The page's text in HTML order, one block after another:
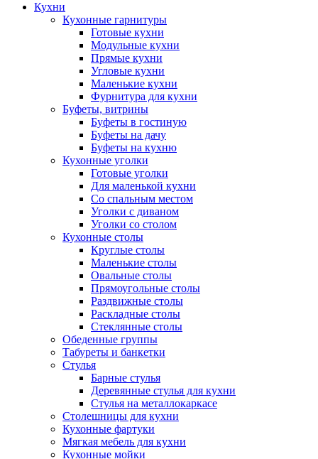
Кухни
Кухонные гарнитуры
Готовые кухни
Модульные кухни
Прямые кухни
Угловые кухни
Маленькие кухни
Фурнитура для кухни
Буфеты, витрины
Буфеты в гостиную
Буфеты на дачу
Буфеты на кухню
Кухонные уголки
Готовые уголки
Для маленькой кухни
Со спальным местом
Уголки с диваном
Уголки со столом
Кухонные столы
Круглые столы
Маленькие столы
Овальные столы
Прямоугольные столы
Раздвижные столы
Раскладные столы
Стеклянные столы
Обеденные группы
Табуреты и банкетки
Стулья
Барные стулья
Деревянные стулья для кухни
Стулья на металлокаркасе
Столешницы для кухни
Кухонные фартуки
Мягкая мебель для кухни
Кухонные мойки